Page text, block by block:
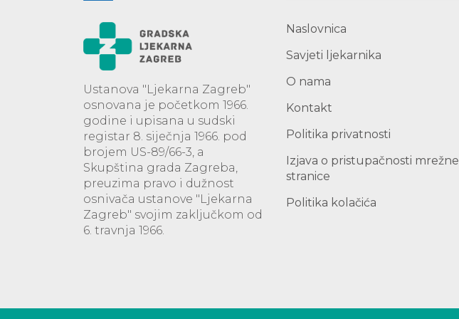
Ustanova "Ljekarna Zagreb"
osnovana je početkom 1966.
godine i upisana u sudski
registar 8. siječnja 1966. pod
brojem US-89/66-3, a
Skupština grada Zagreba,
preuzima pravo i dužnost
osnivača ustanove "Ljekarna
Zagreb" svojim zaključkom od
6. travnja 1966.
Naslovnica
Savjeti ljekarnika
O nama
Kontakt
Politika privatnosti
Izjava o pristupačnosti mrežne
stranice
Politika kolačića